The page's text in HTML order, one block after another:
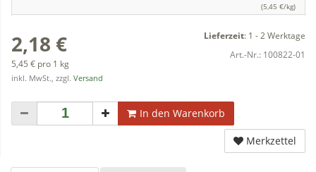
(5,45 €/kg)
2,18 €
5,45 € pro 1 kg
inkl. MwSt., zzgl. Versand
Lieferzeit: 1 - 2 Werktage
Art.-Nr.: 100822-01
In den Warenkorb
Merkzettel